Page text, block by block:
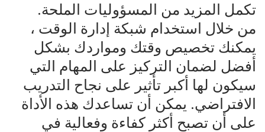
تكمل المزيد من المسؤوليات الملحة.
من خلال استخدام شبكة إدارة الوقت ،
يمكنك تخصيص وقتك ومواردك بشكل
أفضل لضمان التركيز على المهام التي
سيكون لها أكبر تأثير على نجاح التدريب
الافتراضي. يمكن أن تساعدك هذه الأداة
على أن تصبح أكثر كفاءة وفعالية في